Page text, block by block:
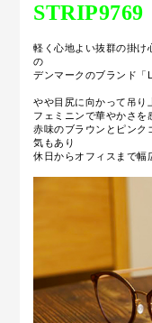
STRIP9769
軽く心地よい抜群の掛け
の
デンマークのブランド「
やや目尻に向かって吊り
フェミニンで華やかさを
赤味のブラウンとピンク
気もあり
休日からオフィスまで幅